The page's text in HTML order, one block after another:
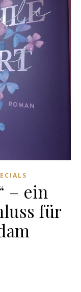
– ein
für